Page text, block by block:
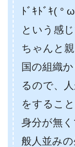
ﾄﾞｷﾄﾞｷ( °
という感
ちゃんと
国の組織
るので、
をするこ
身分が無
般人並み